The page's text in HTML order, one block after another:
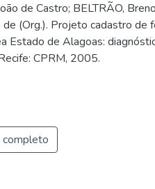
de Castro; BELTRÃO,
de (Org.). Projeto cadastro
Estado de Alagoas:
CPRM, 2005.
completo